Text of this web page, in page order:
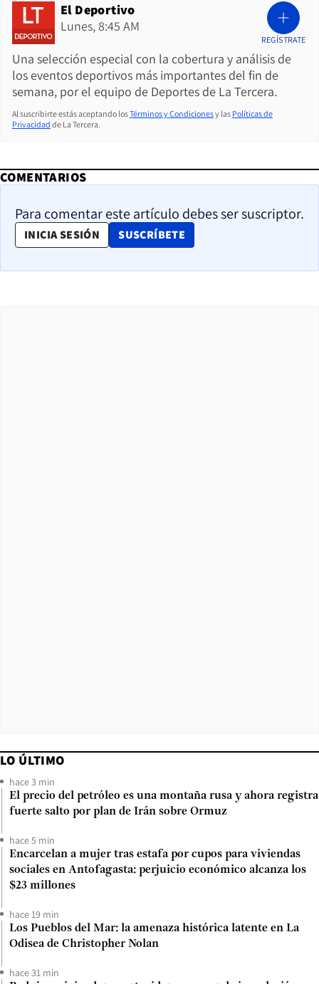
El Deportivo
Lunes, 8:45 AM
Una selección especial con la cobertura y análisis de
los eventos deportivos más importantes del fin de
semana, por el equipo de Deportes de La Tercera.
REGÍSTRATE
Al suscribirte estás aceptando losTérminos y Condicionesy las Políticas de
Privacidad de La Tercera.
COMENTARIOS
Para comentar este artículo debes ser suscriptor.
INICIA SESIÓN SUSCRÍBETE
OPENS IN NEW WINDOW
LO ÚLTIMO
hace 3 min
El precio del petróleo es una montaña rusa y ahora registra
fuerte salto por plan de Irán sobre Ormuz
hace 5 min
Encarcelan a mujer tras estafa por cupos para viviendas
sociales en Antofagasta: perjuicio económico alcanza los
$23 millones
hace 19 min
Los Pueblos del Mar: la amenaza histórica latente en La
Odisea de Christopher Nolan
hace 31 min